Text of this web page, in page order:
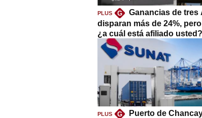
PLUS G
Ganancias de tres
disparan más de 24%,
¿a cuál está afiliado usted?
PLUS G Puerto de